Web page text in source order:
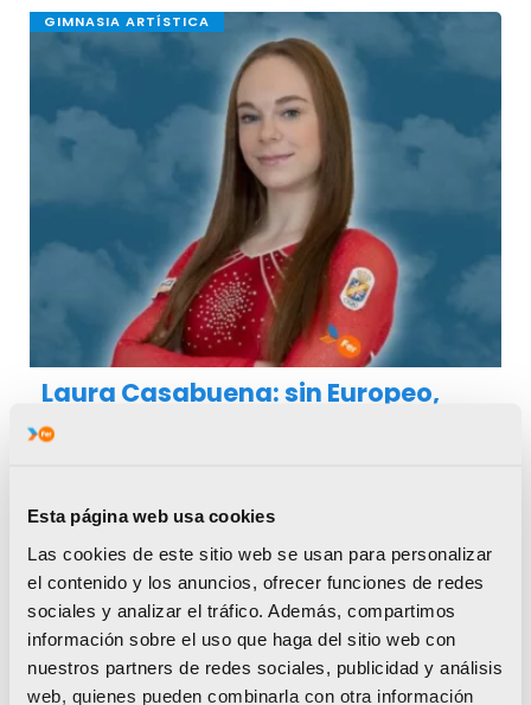
Esta página web usa cookies
Las cookies de este sitio web se usan para personalizar
el contenido y los anuncios, ofrecer funciones de redes
sociales y analizar el tráfico. Además, compartimos
información sobre el uso que haga del sitio web con
nuestros partners de redes sociales, publicidad y análisis
web, quienes pueden combinarla con otra información
GIMNASIA ARTÍSTICA
Laura Casabuena: sin Europeo,
pero con la esperanza de llegar al
Campeonato del Mundo
ATLETISMO